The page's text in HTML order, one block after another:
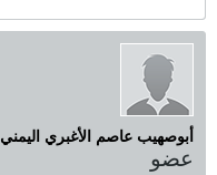
أبوصهيب عاصم الأغبري اليمني
عضو